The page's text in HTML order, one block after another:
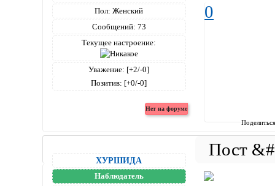
Пол: Женский
Сообщений: 73
Текущее настроение:
Уважение: [+2/-0]
Позитив: [+0/-0]
0
ХУРШИДА
Наблюдатель